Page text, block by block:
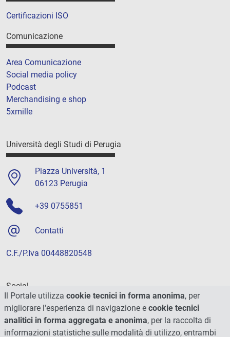
Certificazioni ISO
Comunicazione
Area Comunicazione
Social media policy
Podcast
Merchandising e shop
5xmille
Università degli Studi di Perugia
Piazza Università, 1
06123 Perugia
+39 0755851
Contatti
C.F./P.Iva 00448820548
Social
Il Portale utilizza cookie tecnici in forma anonima, per
migliorare l'esperienza di navigazione e cookie tecnici
analitici in forma aggregata e anonima, per la raccolta di
informazioni statistiche sulle modalità di utilizzo, entrambi